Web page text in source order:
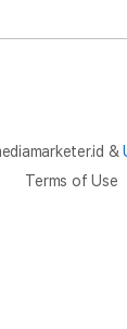
&
Terms of Use